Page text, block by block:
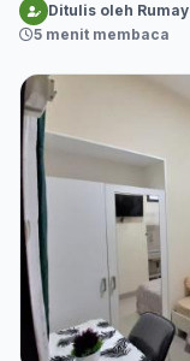
Ditulis oleh
5 menit membaca